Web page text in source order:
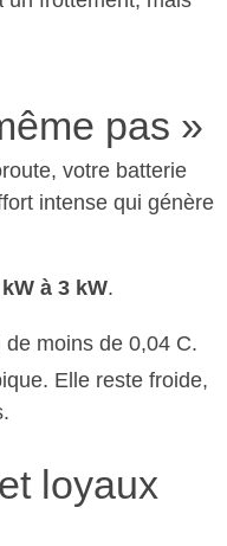
pas »
votre batterie
intense qui génère
à 3 kW.
moins de 0,04 C.
Elle reste froide,
loyaux